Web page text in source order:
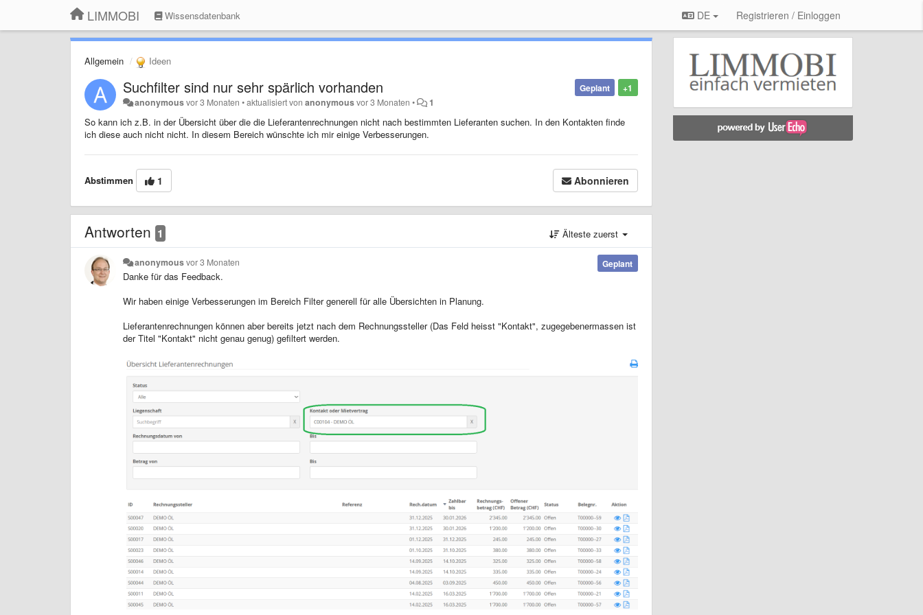
LIMMOBI Wissensdatenbank DE Registrieren / Einloggen
Allgemein Ideen
+1
Geplant
Suchfilter sind nur sehr spärlich vorhanden
anonymousvor 3 Monaten •aktualisiert vonanonymousvor 3 Monaten • 1
So kann ich z.B. in der Übersicht über die die Lieferantenrechnungen nicht nach bestimmten Lieferanten suchen. In den Kontakten finde
ich diese auch nicht nicht. In diesem Bereich wünschte ich mir einige Verbesserungen.
Abstimmen 1 Abonnieren
Antworten 1 Älteste zuerst
Geplant
anonymousvor 3 Monaten
Danke für das Feedback.
Wir haben einige Verbesserungen im Bereich Filter generell für alle Übersichten in Planung.
Lieferantenrechnungen können aber bereits jetzt nach dem Rechnungssteller (Das Feld heisst "Kontakt", zugegebenermassen ist
der Titel "Kontakt" nicht genau genug) gefiltert werden.